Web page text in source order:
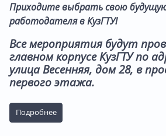
Приходите выбрать свою
работодателя в КузГТУ!
Все мероприятия будут
главном корпусе КузГТУ по
улица Весенняя, дом 28, в
первого этажа.
Подробнее